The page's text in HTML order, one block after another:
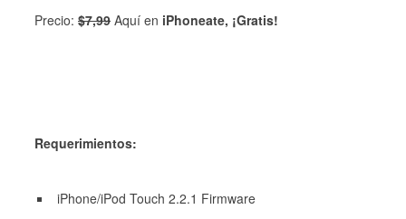
Precio: $7,99 Aquí en iPhoneate, ¡Gratis!
Requerimientos:
iPhone/iPod Touch 2.2.1 Firmware